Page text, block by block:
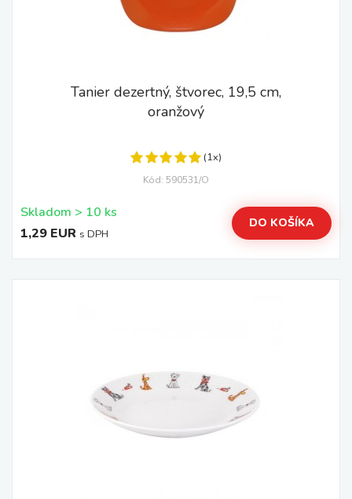
Tanier dezertný, štvorec, 19,5 cm,
oranžový
(1x)
Kód: 590531/O
Skladom > 10 ks
1,29 EUR s DPH
DO KOŠÍKA